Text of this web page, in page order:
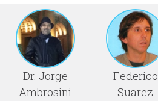
Dr. Jorge
Ambrosini
Federico
Suarez